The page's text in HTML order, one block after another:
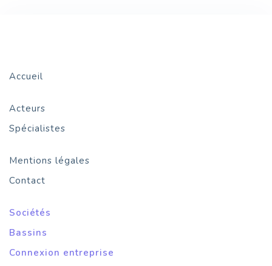
Accueil
Acteurs
Spécialistes
Mentions légales
Contact
Sociétés
Bassins
Connexion entreprise